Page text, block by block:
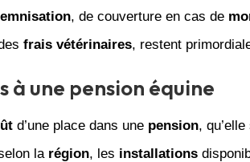
, de couverture en cas de
frais vétérinaires, restent
à une pension équine
d’une place dans une pension,
la région, les installations